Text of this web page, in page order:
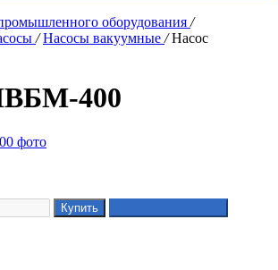
оборудования /
/ Насосы вакуумные / Насос
400